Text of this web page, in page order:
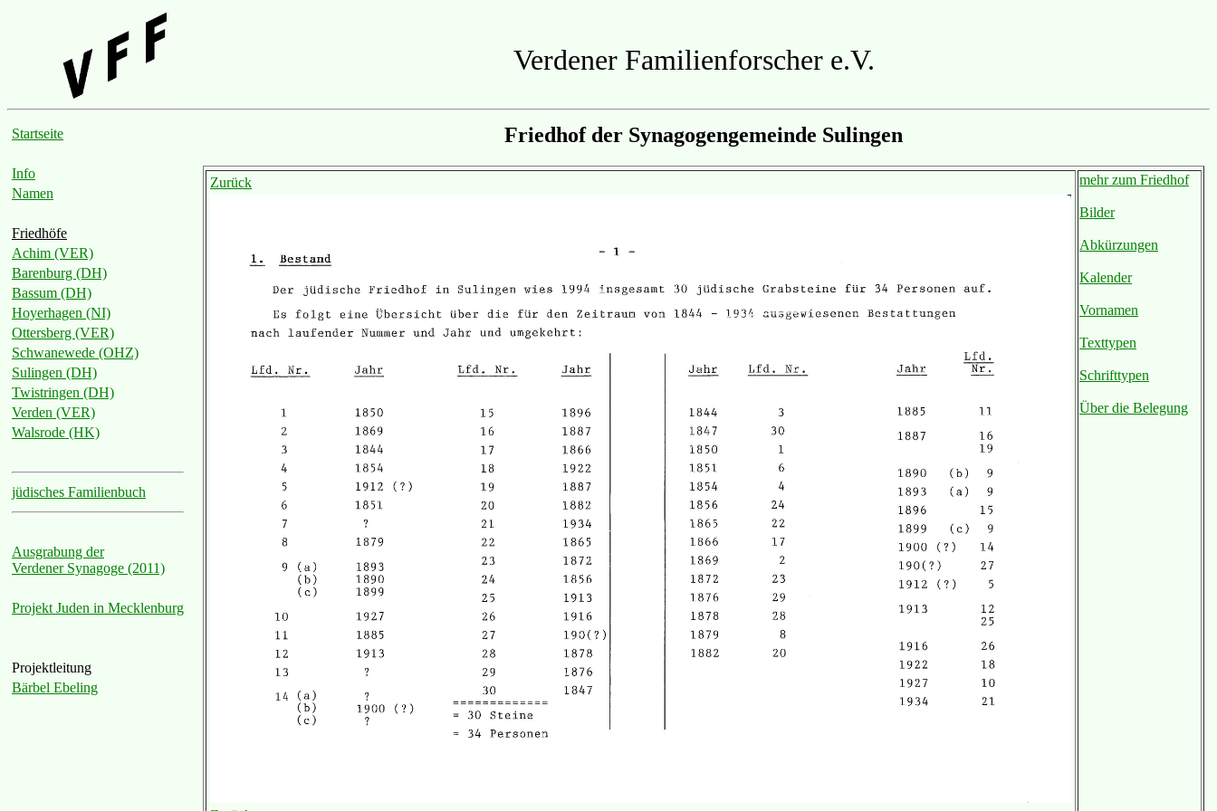
Verdener Familienforscher e.V.
Startseite
Info
Namen
Friedhöfe
Achim (VER)
Barenburg (DH)
Bassum (DH)
Hoyerhagen (NI)
Ottersberg (VER)
Schwanewede (OHZ)
Sulingen (DH)
Twistringen (DH)
Verden (VER)
Walsrode (HK)
jüdisches Familienbuch
Ausgrabung der
Verdener Synagoge (2011)
Projekt Juden in Mecklenburg
Projektleitung
Bärbel Ebeling
Friedhof der Synagogengemeinde Sulingen
Zurück mehr zum Friedhof
Bilder
Abkürzungen
Kalender
Vornamen
Texttypen
Schrifttypen
Über die Belegung